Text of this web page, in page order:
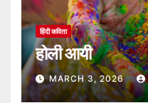
हिंदी कविता
होली आयी
MARCH 3, 2026